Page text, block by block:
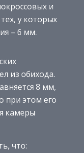
и
у которых
– 6 мм.
из обихода.
8 мм,
при этом его
камеры
что: